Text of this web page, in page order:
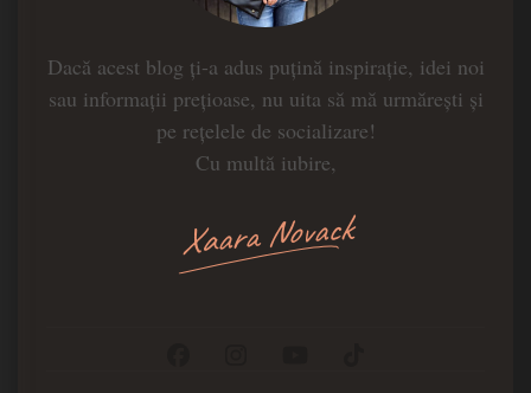
Dacă acest blog ți-a adus puțină inspirație, idei noi
sau informații prețioase, nu uita să mă urmărești și
pe rețelele de socializare!
Cu multă iubire,
Xaara Novack